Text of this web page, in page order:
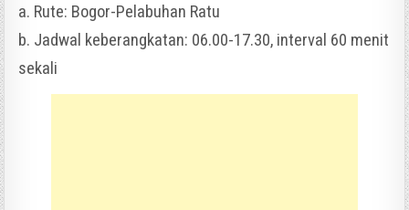
a. Rute: Bogor-Pelabuhan Ratu
b. Jadwal keberangkatan: 06.00-17.30, interval 60 menit
sekali